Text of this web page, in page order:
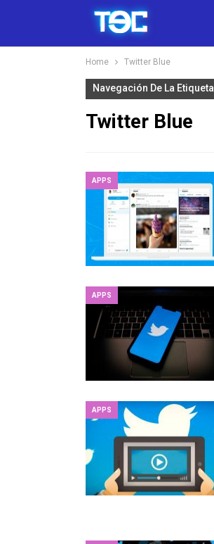
Home Twitter Blue
Navegación De La Etiqueta
Twitter Blue
APPS
APPS
APPS